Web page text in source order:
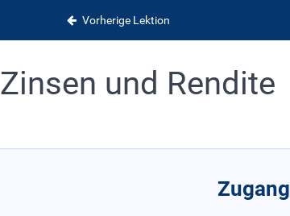
Vorherige Lektion
Zinsen und Rendite